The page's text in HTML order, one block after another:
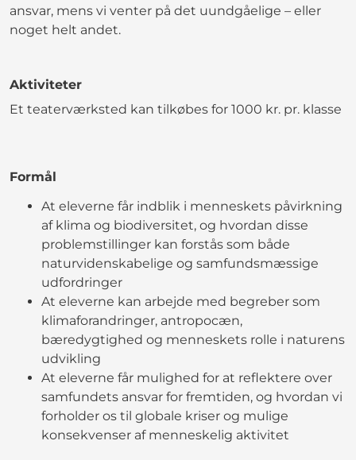
ansvar, mens vi venter på det uundgåelige – eller
noget helt andet.
Aktiviteter
Et teaterværksted kan tilkøbes for 1000 kr. pr. klasse
Formål
At eleverne får indblik i menneskets påvirkning
af klima og biodiversitet, og hvordan disse
problemstillinger kan forstås som både
naturvidenskabelige og samfundsmæssige
udfordringer
At eleverne kan arbejde med begreber som
klimaforandringer, antropocæn,
bæredygtighed og menneskets rolle i naturens
udvikling
At eleverne får mulighed for at reflektere over
samfundets ansvar for fremtiden, og hvordan vi
forholder os til globale kriser og mulige
konsekvenser af menneskelig aktivitet